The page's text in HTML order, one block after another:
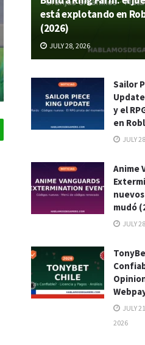
está explotando en
(2026)
JULY 28, 2026
Sailor
y el
en
JULY
Anime
mudó
JULY
JULY
2026